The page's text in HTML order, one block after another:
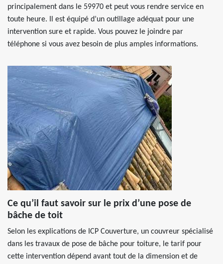
principalement dans le 59970 et peut vous rendre service en
toute heure. Il est équipé d’un outillage adéquat pour une
intervention sure et rapide. Vous pouvez le joindre par
téléphone si vous avez besoin de plus amples informations.
Ce qu’il faut savoir sur le prix d’une pose de
bâche de toit
Selon les explications de ICP Couverture, un couvreur spécialisé
dans les travaux de pose de bâche pour toiture, le tarif pour
cette intervention dépend avant tout de la dimension et de